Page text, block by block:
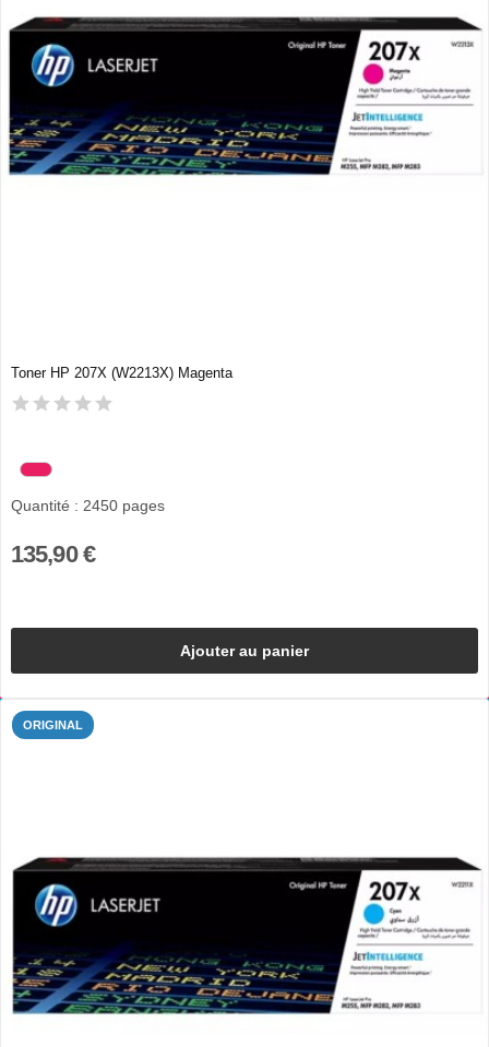
Toner HP 207X (W2213X) Magenta
Quantité : 2450 pages
135,90 €
Ajouter au panier
ORIGINAL